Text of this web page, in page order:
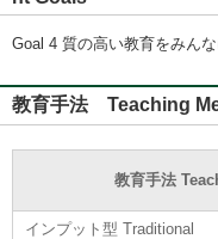
Goal 4 質の高い教育をみん
教育手法 Teaching
教育手法
インプット型 Traditional